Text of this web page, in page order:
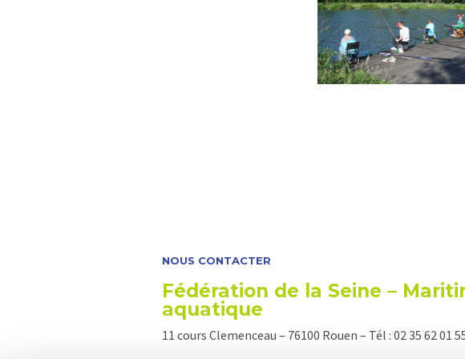
NOUS CONTACTER
Fédération de la Seine –
aquatique
11 cours Clemenceau – 76100 Rouen – Tél : 02 35 62 01